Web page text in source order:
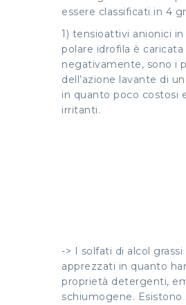
essere classificati in 4
1) tensioattivi anionici
polare idrofila è caricata
negativamente, sono i
dell’azione lavante di
in quanto poco costosi
irritanti.
-> I solfati di alcol
apprezzati in quanto
proprietà detergenti,
schiumogene.